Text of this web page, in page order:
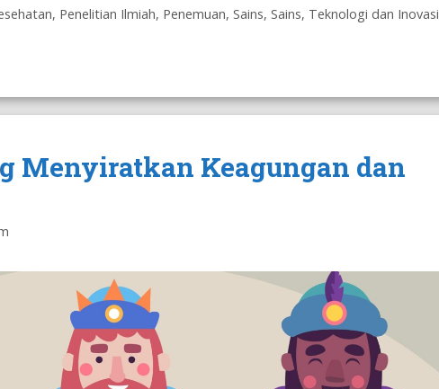
, Penelitian Ilmiah, Penemuan, Sains, Sains, Teknologi dan Inovasi
Menyiratkan Keagungan dan